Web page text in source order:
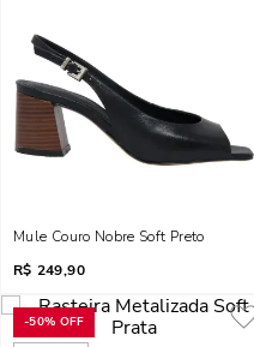
Mule Couro Nobre Soft Preto
R$ 249,90
-50% OFF